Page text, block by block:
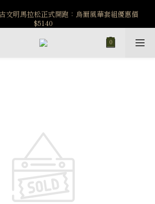
文明馬拉松正式開跑：烏爾風華套組優惠價
$5140
文明馬拉松正式開跑：烏爾風華套組優惠價
$5140
系列｜獅子座時區 項鍊 X 戒指 X 手鍊 享福
利